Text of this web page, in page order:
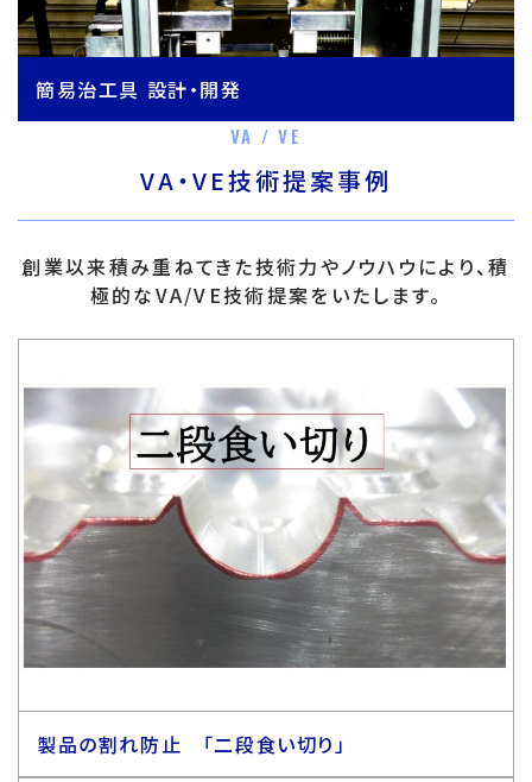
簡易治工具 設計・開発
VA / VE
VA・VE技術提案事例
創業以来積み重ねてきた技術力やノウハウにより、積
極的なVA/VE技術提案をいたします。
製品の割れ防止 「二段食い切り」